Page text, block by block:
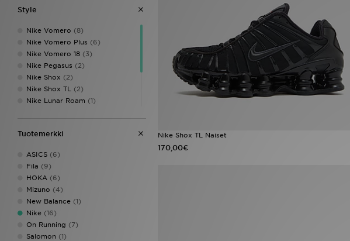
Style
Nike Vomero (8)
Nike Vomero Plus (6)
Nike Vomero 18 (3)
Nike Pegasus (2)
Nike Shox (2)
Nike Shox TL
(2)
Nike Lunar Roam (1)
Nike React
Style Obsessed
Tuotemerkki
ASICS (6)
Fila (9)
HOKA (6)
Mizuno (4)
New Balance (1)
Nike (16)
On Running (7)
Salomon (1)
Nike Shox TL Naiset
170,00€